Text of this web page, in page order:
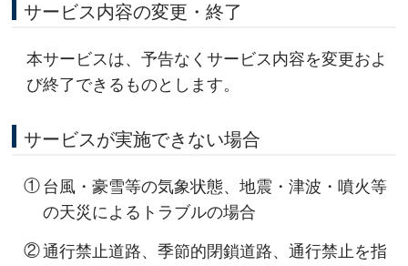
サービス内容の変更・終了
本サービスは、予告なくサービス内容を変更およ
び終了できるものとします。
サービスが実施できない場合
① 台風・豪雪等の気象状態、地震・津波・噴火等
の天災によるトラブルの場合
②通行禁止道路、季節的閉鎖道路、通行禁止を指